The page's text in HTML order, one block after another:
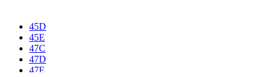
45D
45E
47C
47D
47E